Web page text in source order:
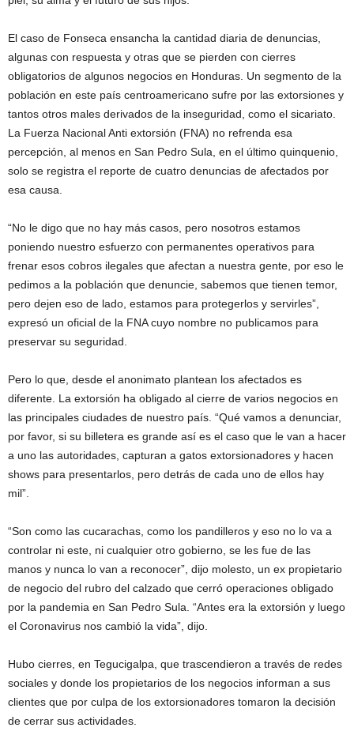
El caso de Fonseca ensancha la cantidad diaria de denuncias,
algunas con respuesta y otras que se pierden con cierres
obligatorios de algunos negocios en Honduras. Un segmento de la
población en este país centroamericano sufre por las extorsiones y
tantos otros males derivados de la inseguridad, como el sicariato.
La Fuerza Nacional Anti extorsión (FNA) no refrenda esa
percepción, al menos en San Pedro Sula, en el último quinquenio,
solo se registra el reporte de cuatro denuncias de afectados por
esa causa.
“No le digo que no hay más casos, pero nosotros estamos
poniendo nuestro esfuerzo con permanentes operativos para
frenar esos cobros ilegales que afectan a nuestra gente, por eso le
pedimos a la población que denuncie, sabemos que tienen temor,
pero dejen eso de lado, estamos para protegerlos y servirles”,
expresó un oficial de la FNA cuyo nombre no publicamos para
preservar su seguridad.
Pero lo que, desde el anonimato plantean los afectados es
diferente. La extorsión ha obligado al cierre de varios negocios en
las principales ciudades de nuestro país. “Qué vamos a denunciar,
por favor, si su billetera es grande así es el caso que le van a hacer
a uno las autoridades, capturan a gatos extorsionadores y hacen
shows para presentarlos, pero detrás de cada uno de ellos hay
mil”.
“Son como las cucarachas, como los pandilleros y eso no lo va a
controlar ni este, ni cualquier otro gobierno, se les fue de las
manos y nunca lo van a reconocer”, dijo molesto, un ex propietario
de negocio del rubro del calzado que cerró operaciones obligado
por la pandemia en San Pedro Sula. “Antes era la extorsión y luego
el Coronavirus nos cambió la vida”, dijo.
Hubo cierres, en Tegucigalpa, que trascendieron a través de redes
sociales y donde los propietarios de los negocios informan a sus
clientes que por culpa de los extorsionadores tomaron la decisión
de cerrar sus actividades.